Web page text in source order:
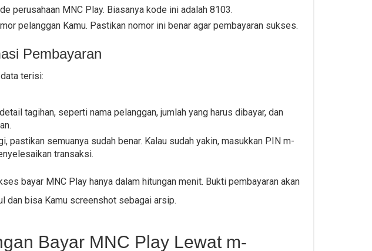
perusahaan MNC Play. Biasanya kode ini adalah 8103.
pelanggan Kamu. Pastikan nomor ini benar agar pembayaran sukses.
Pembayaran
terisi:
tagihan, seperti nama pelanggan, jumlah yang harus dibayar, dan
pastikan semuanya sudah benar. Kalau sudah yakin, masukkan PIN m-
transaksi.
bayar MNC Play hanya dalam hitungan menit. Bukti pembayaran akan
dan bisa Kamu screenshot sebagai arsip.
Bayar MNC Play Lewat m-